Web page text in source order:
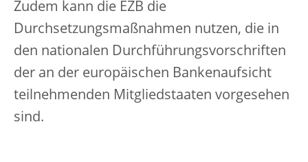
Zudem kann die EZB die
Durchsetzungsmaßnahmen nutzen, die in
den nationalen Durchführungsvorschriften
der an der europäischen Bankenaufsicht
teilnehmenden Mitgliedstaaten vorgesehen
sind.